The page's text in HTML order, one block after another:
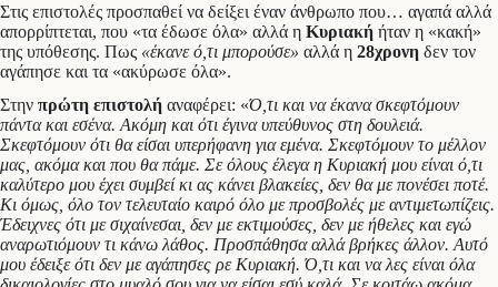
Στις επιστολές προσπαθεί να δείξει έναν άνθρωπο που… αγαπά αλλά
απορρίπτεται, που «τα έδωσε όλα» αλλά η Κυριακή ήταν η «κακή»
της υπόθεσης. Πως «έκανε ό,τι μπορούσε» αλλά η 28χρονη δεν τον
αγάπησε και τα «ακύρωσε όλα».
Στην πρώτη επιστολή αναφέρει: «Ό,τι και να έκανα σκεφτόμουν
πάντα και εσένα. Ακόμη και ότι έγινα υπεύθυνος στη δουλειά.
Σκεφτόμουν ότι θα είσαι υπερήφανη για εμένα. Σκεφτόμουν το μέλλον
μας, ακόμα και που θα πάμε. Σε όλους έλεγα η Κυριακή μου είναι ό,τι
καλύτερο μου έχει συμβεί κι ας κάνει βλακείες, δεν θα με πονέσει ποτέ.
Κι όμως, όλο τον τελευταίο καιρό όλο με προσβολές με αντιμετωπίζεις.
Έδειχνες ότι με σιχαίνεσαι, δεν με εκτιμούσες, δεν με ήθελες και εγώ
αναρωτιόμουν τι κάνω λάθος. Προσπάθησα αλλά βρήκες άλλον. Αυτό
μου έδειξε ότι δεν με αγάπησες ρε Κυριακή. Ό,τι και να λες είναι όλα